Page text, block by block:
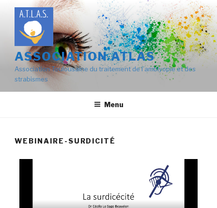
ASSOCIATION ATLAS
Association Toulousaine du traitement de l’amblyopie et des
strabismes
Menu
WEBINAIRE-SURDICITÉ